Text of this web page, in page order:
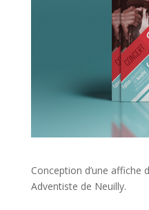
Conception d’une affiche
Adventiste de Neuilly.